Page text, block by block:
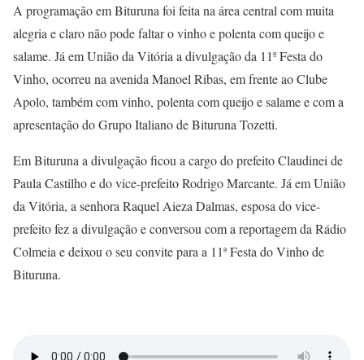
A programação em Bituruna foi feita na área central com muita
alegria e claro não pode faltar o vinho e polenta com queijo e
salame. Já em União da Vitória a divulgação da 11ª Festa do
Vinho, ocorreu na avenida Manoel Ribas, em frente ao Clube
Apolo, também com vinho, polenta com queijo e salame e com a
apresentação do Grupo Italiano de Bituruna Tozetti.
Em Bituruna a divulgação ficou a cargo do prefeito Claudinei de
Paula Castilho e do vice-prefeito Rodrigo Marcante. Já em União
da Vitória, a senhora Raquel Aieza Dalmas, esposa do vice-
prefeito fez a divulgação e conversou com a reportagem da Rádio
Colmeia e deixou o seu convite para a 11ª Festa do Vinho de
Bituruna.